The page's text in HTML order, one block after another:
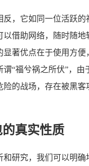
反，它如同一位活跃的
以借助网络，随时随地
显著优点在于使用方便
谓“福兮祸之所伏”，由
险的战场，存在被黑客
真实性质
和研究，我们可以明确